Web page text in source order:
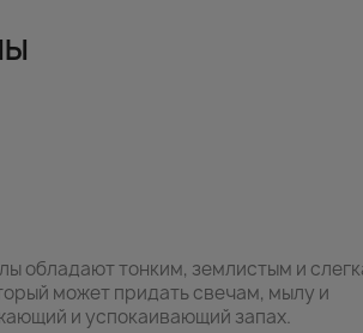
обладают тонким, землистым и
может придать свечам, мылу и
и успокаивающий запах.